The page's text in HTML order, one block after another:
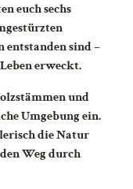
euch sechs
entstanden sind –
erweckt.
und
Umgebung ein.
die Natur
Weg durch